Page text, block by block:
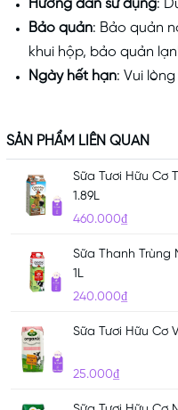
Hướng dẫn sử dụng:
Bảo quản: Bảo quản
khui hộp, bảo quản
Ngày hết hạn: Vui
SẢN PHẨM LIÊN QUAN
Sữa Tươi Hữu Cơ
1.89L
460.000₫
Sữa Thanh Trùng
1L
240.000₫
Sữa Tươi Hữu Cơ
25.000₫